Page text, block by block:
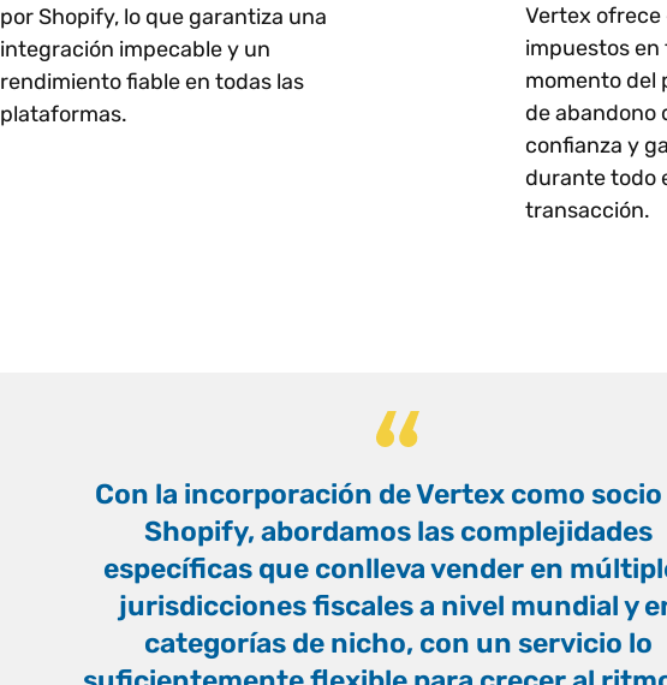
por Shopify, lo que garantiza una
integración impecable y un
rendimiento fiable en todas las
plataformas.
Vertex ofrece
impuestos en
momento del
de abandono
confianza y
durante todo
transacción.
“
Con la incorporación de Vertex como socio
Shopify, abordamos las complejidades
específicas que conlleva vender en
jurisdicciones fiscales a nivel mundial y
categorías de nicho, con un servicio lo